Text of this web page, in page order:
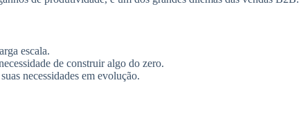
escala.
de construir algo do zero.
necessidades em evolução.